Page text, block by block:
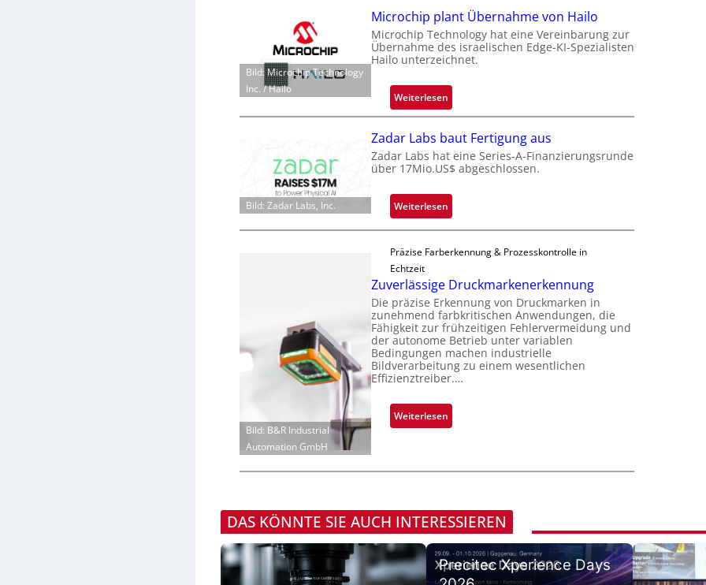
t
e
i
i
g
t
s
i
c
n
S
e
e
a
c
t
s
S
e
i
R
u
n
d
a
c
k
o
e
ü
b
r
m
t
D
a
r
k
V
s
i
Bild: Microchip Technology
Inc. / Hailo
Microchip plant Übernahme von Hailo
Microchip Technology hat eine Vereinbarung zur
Übernahme des israelischen Edge-KI-Spezialisten
Hailo unterzeichnet.
Weiterlesen:
M
c
r
c
h
i
l
n
t
Ü
b
e
a
o
n
H
a
i
Bild: Zadar Labs, Inc.
Zadar Labs baut Fertigung aus
Zadar Labs hat eine Series-A-Finanzierungsrunde
über 17Mio.US$ abgeschlossen.
Weiterlesen:
Z
d
r
L
a
b
s
b
u
t
r
g
u
n
g
Bild: B&R Industrial
Automation GmbH
Präzise Farberkennung & Prozesskontrolle in
Echtzeit
Zuverlässige Druckmarkenerkennung
Die präzise Erkennung von Druckmarken in
zunehmend farbkritischen Anwendungen, die
Fähigkeit zur frühzeitigen Fehlervermeidung und
der autonome Betrieb unter variablen
Bedingungen machen industrielle
Bildverarbeitung zu einem wesentlichen
Effizienztreiber.…
Weiterlesen:
Z
l
ä
s
s
i
DAS KÖNNTE SIE AUCH INTERESSIEREN
Precitec Xperience Days